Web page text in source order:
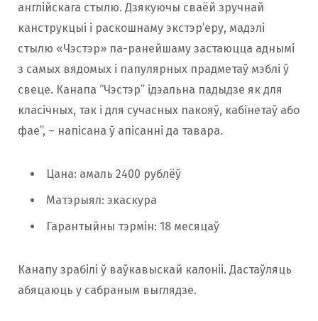
англійскага стылю. Дзякуючы сваёй зручнай
канструкцыі і раскошнаму экстэр’еру, мадэлі
стылю «Чэстэр» па-ранейшаму застаюцца аднымі
з самых вядомых і папулярных прадметаў мэблі ў
свеце. Канапа “Чэстэр” ідэальна падыдзе як для
класічных, так і для сучасных пакояў, кабінетаў або
фае”, – напісана ў апісанні да тавара.
Цана: амаль 2400 рублёў
Матэрыял: экаскура
Гарантыйны тэрмін: 18 месяцаў
Канапу зрабілі ў ваўкавыскай калоніі. Дастаўляць
абяцаюць у сабраным выглядзе.